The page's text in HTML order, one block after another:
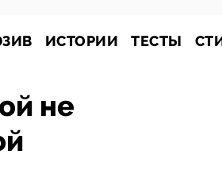
ИСТОРИИ ТЕСТЫ
не